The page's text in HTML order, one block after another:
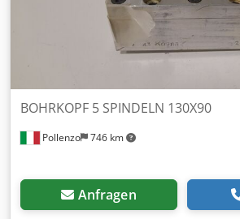
Pollenzo 746 km
BOHRKOPF 5 SPINDELN 130X90
Anfragen